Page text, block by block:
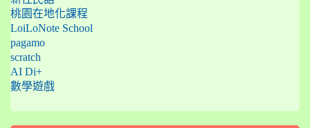
桃園在地化課程
LoiLoNote School
pagamo
scratch
AI Di+
數學遊戲